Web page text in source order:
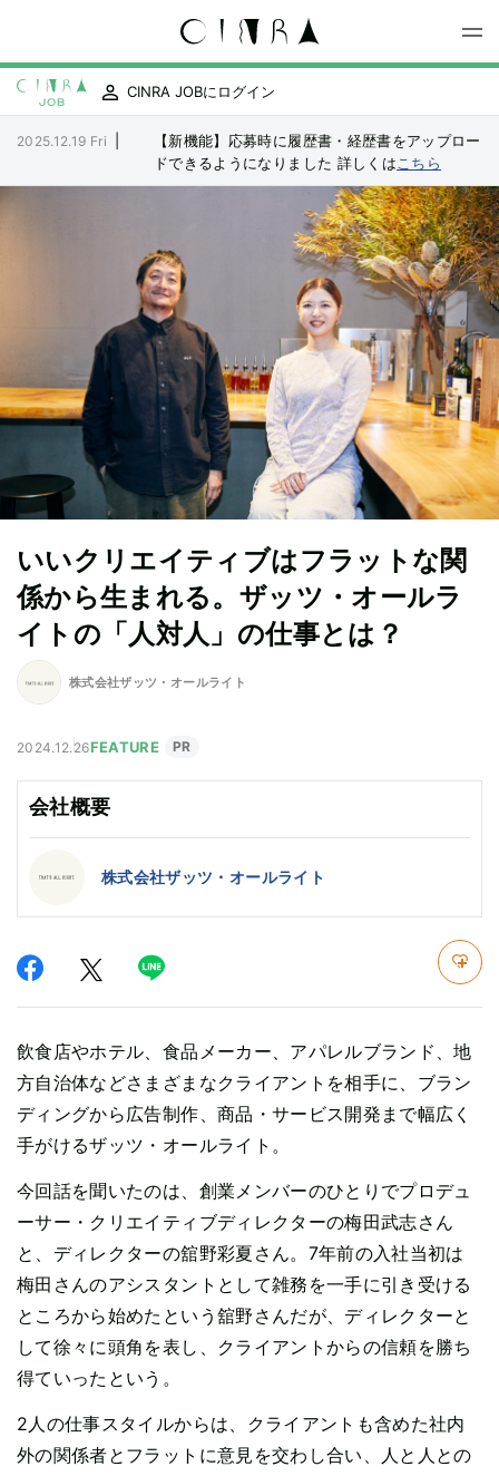
CINRA JOBにログイン
2025.12.19 Fri
【新機能】応募時に履歴書・経歴書をアップロー
ドできるようになりました 詳しくは こちら
いいクリエイティブはフラットな関
係から生まれる。ザッツ・オールラ
イトの「人対人」の仕事とは？
株式会社ザッツ・オールライト
2024.12.26FEATURE PR
会社概要
株式会社ザッツ・オールライト
飲食店やホテル、食品メーカー、アパレルブランド、地
方自治体などさまざまなクライアントを相手に、ブラン
ディングから広告制作、商品・サービス開発まで幅広く
手がけるザッツ・オールライト。
今回話を聞いたのは、創業メンバーのひとりでプロデュ
ーサー・クリエイティブディレクターの梅田武志さん
と、ディレクターの舘野彩夏さん。7年前の入社当初は
梅田さんのアシスタントとして雑務を一手に引き受ける
ところから始めたという舘野さんだが、ディレクターと
して徐々に頭角を表し、クライアントからの信頼を勝ち
得ていったという。
2人の仕事スタイルからは、クライアントも含めた社内
外の関係者とフラットに意見を交わし合い、人と人との